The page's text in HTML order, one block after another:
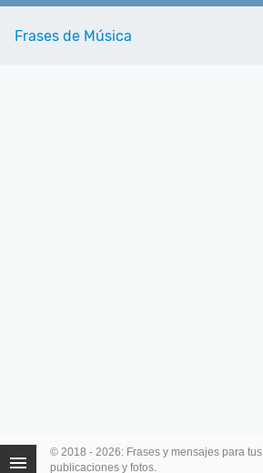
Frases de Música
© 2018 - 2026: Frases y mensajes para tus
publicaciones y fotos.